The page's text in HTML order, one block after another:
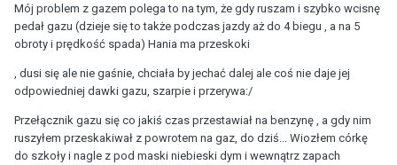
Mój problem z gazem polega to na tym, że gdy ruszam i szybko wcisnę
pedał gazu (dzieje się to także podczas jazdy aż do 4 biegu , a na 5
obroty i prędkość spada) Hania ma przeskoki
, dusi się ale nie gaśnie, chciała by jechać dalej ale coś nie daje jej
odpowiedniej dawki gazu, szarpie i przerywa:/
Przełącznik gazu się co jakiś czas przestawiał na benzynę , a gdy nim
ruszyłem przeskakiwał z powrotem na gaz, do dziś... Wiozłem córkę
do szkoły i nagle z pod maski niebieski dym i wewnątrz zapach